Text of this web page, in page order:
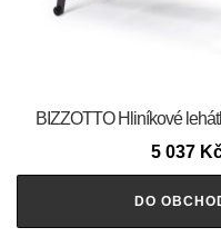
BIZZOTTO Hliníkové
5 037
DO